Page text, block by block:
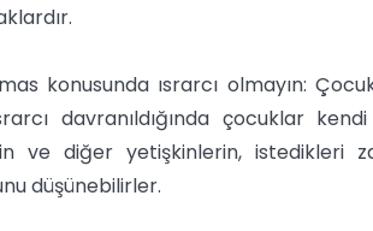
konusunda ısrarcı olmayın:
davranıldığında çocuklar
ve diğer yetişkinlerin, istedikleri
düşünebilirler.